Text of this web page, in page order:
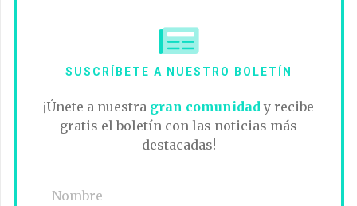
SUSCRÍBETE A NUESTRO BOLETÍN
¡Únete a nuestra gran comunidady recibe
gratis el boletín con las noticias más
destacadas!